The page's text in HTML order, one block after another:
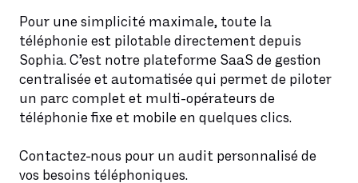
Pour une simplicité maximale, toute la
téléphonie est pilotable directement depuis
Sophia. C’est notre plateforme SaaS de gestion
centralisée et automatisée qui permet de piloter
un parc complet et multi-opérateurs de
téléphonie fixe et mobile en quelques clics.
Contactez-nous pour un audit personnalisé de
vos besoins téléphoniques.